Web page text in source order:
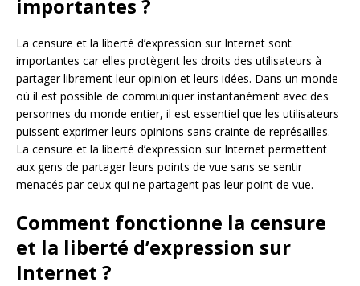
importantes ?
La censure et la liberté d’expression sur Internet sont
importantes car elles protègent les droits des utilisateurs à
partager librement leur opinion et leurs idées. Dans un monde
où il est possible de communiquer instantanément avec des
personnes du monde entier, il est essentiel que les utilisateurs
puissent exprimer leurs opinions sans crainte de représailles.
La censure et la liberté d’expression sur Internet permettent
aux gens de partager leurs points de vue sans se sentir
menacés par ceux qui ne partagent pas leur point de vue.
Comment fonctionne la censure
et la liberté d’expression sur
Internet ?